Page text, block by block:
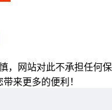
，网站对此不承担任何保
来更多的便利！